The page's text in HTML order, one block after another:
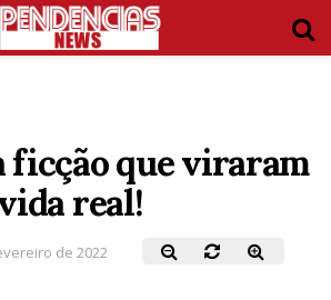
ficção que viraram
real!
de 2022